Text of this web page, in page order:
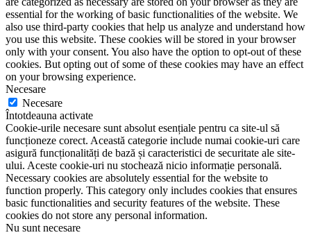
essential for the working of basic functionalities of the website. We
also use third-party cookies that help us analyze and understand how
you use this website. These cookies will be stored in your browser
only with your consent. You also have the option to opt-out of these
cookies. But opting out of some of these cookies may have an effect
on your browsing experience.
Necesare
Necesare
Întotdeauna activate
Cookie-urile necesare sunt absolut esențiale pentru ca site-ul să
funcționeze corect. Această categorie include numai cookie-uri care
asigură funcționalități de bază și caracteristici de securitate ale site-
ului. Aceste cookie-uri nu stochează nicio informație personală.
Necessary cookies are absolutely essential for the website to
function properly. This category only includes cookies that ensures
basic functionalities and security features of the website. These
cookies do not store any personal information.
Nu sunt necesare